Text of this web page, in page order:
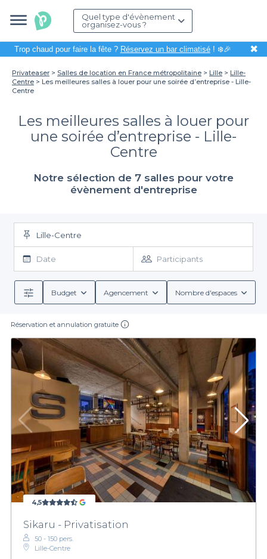
Quel type d'évènement
organisez-vous ?
Trop chaud pour faire la fête ? Réservez un bar climatisé! ❄️🎉 ✖
Privateaser Salles de location en France métropolitaine Lille
Lille-
Centre
Les meilleures salles à louer pour une soirée d’entreprise - Lille-
Centre
Les meilleures salles à louer pour
une soirée d’entreprise - Lille-
Centre
Notre sélection de 7 salles pour votre
évènement d'entreprise
Lille-Centre
Date Participants
Budget Agencement Nombre d'espaces
Réservation et annulation gratuite
4,5
Sikaru - Privatisation
50 - 150 pers.
Lille-Centre